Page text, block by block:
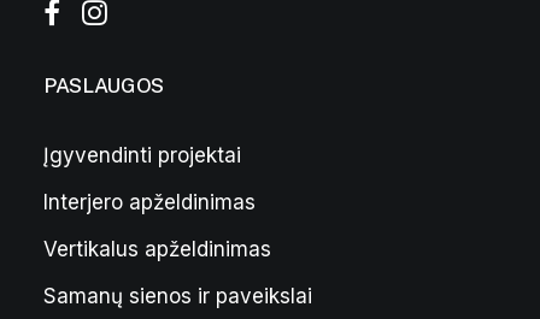
Pilkas vazonas „Bordo” M
PASLAUGOS
Įgyvendinti projektai
Interjero apželdinimas
Vertikalus apželdinimas
Samanų sienos ir paveikslai